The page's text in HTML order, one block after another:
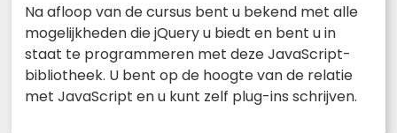
Na afloop van de cursus bent u bekend met alle
mogelijkheden die jQuery u biedt en bent u in
staat te programmeren met deze JavaScript-
bibliotheek. U bent op de hoogte van de relatie
met JavaScript en u kunt zelf plug-ins schrijven.